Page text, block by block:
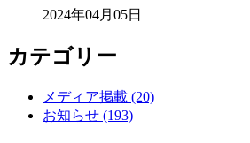
2024年04月05日
カテゴリー
メディア掲載 (20)
お知らせ (193)